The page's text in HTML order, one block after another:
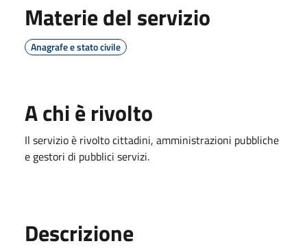
Materie del servizio
Anagrafe e stato civile
A chi è rivolto
Il servizio è rivolto cittadini, amministrazioni pubbliche
e gestori di pubblici servizi.
Descrizione